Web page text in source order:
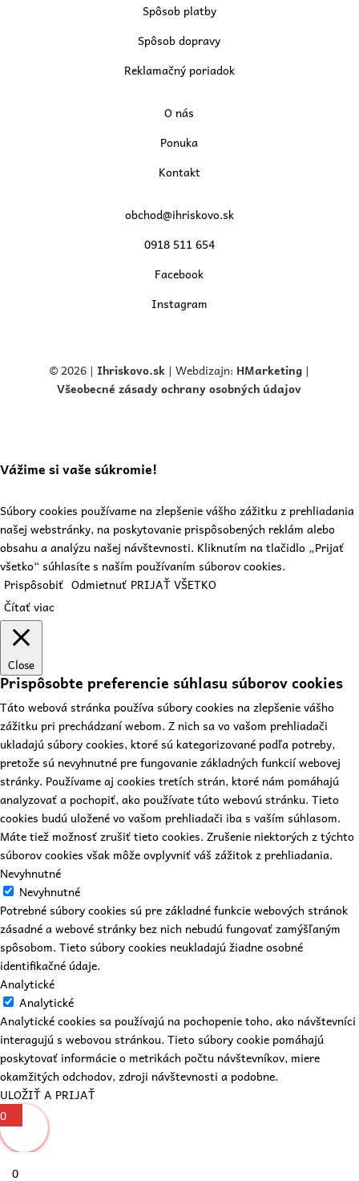
Spôsob platby
Spôsob dopravy
Reklamačný poriadok
O nás
Ponuka
Kontakt
obchod@ihriskovo.sk
0918 511 654
Facebook
Instagram
© 2026 | Ihriskovo.sk| Webdizajn: HMarketing |
Všeobecné zásady ochrany osobných údajov
Vážime si vaše súkromie!
Súbory cookies používame na zlepšenie vášho zážitku z prehliadania
našej webstránky, na poskytovanie prispôsobených reklám alebo
obsahu a analýzu našej návštevnosti. Kliknutím na tlačidlo „Prijať
všetko“ súhlasíte s naším používaním súborov cookies.
Prispôsobiť Odmietnuť PRIJAŤ VŠETKO
Čítať viac
Close
Prispôsobte preferencie súhlasu súborov cookies
Táto webová stránka používa súbory cookies na zlepšenie vášho
zážitku pri prechádzaní webom. Z nich sa vo vašom prehliadači
ukladajú súbory cookies, ktoré sú kategorizované podľa potreby,
pretože sú nevyhnutné pre fungovanie základných funkcií webovej
stránky. Používame aj cookies tretích strán, ktoré nám pomáhajú
analyzovať a pochopiť, ako používate túto webovú stránku. Tieto
cookies budú uložené vo vašom prehliadači iba s vaším súhlasom.
Máte tiež možnosť zrušiť tieto cookies. Zrušenie niektorých z týchto
súborov cookies však môže ovplyvniť váš zážitok z prehliadania.
Nevyhnutné
Nevyhnutné
Potrebné súbory cookies sú pre základné funkcie webových stránok
zásadné a webové stránky bez nich nebudú fungovať zamýšľaným
spôsobom. Tieto súbory cookies neukladajú žiadne osobné
identifikačné údaje.
Analytické
Analytické
Analytické cookies sa používajú na pochopenie toho, ako návštevníci
interagujú s webovou stránkou. Tieto súbory cookie pomáhajú
poskytovať informácie o metrikách počtu návštevníkov, miere
okamžitých odchodov, zdroji návštevnosti a podobne.
ULOŽIŤ A PRIJAŤ
0
0